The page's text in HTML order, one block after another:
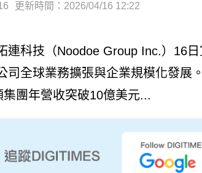
更新時間：2026/04/16 12:22
連科技（Noodoe Group Inc.）16
司全球業務擴張與企業規模化發展
集團年營收突破10億美元...